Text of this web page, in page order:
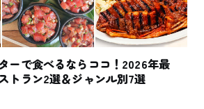
ーで食べるならココ！2026年最
トラン2選＆ジャンル別7選